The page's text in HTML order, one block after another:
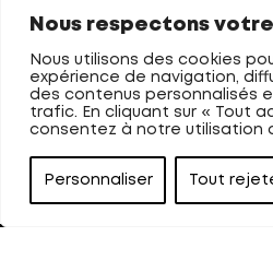
Nous respectons
Nous utilisons des cookies
expérience de navigation,
des contenus personnalisés
trafic. En cliquant sur « Tout
consentez à notre utilisation
Personnaliser Tout
Accueil
À propos